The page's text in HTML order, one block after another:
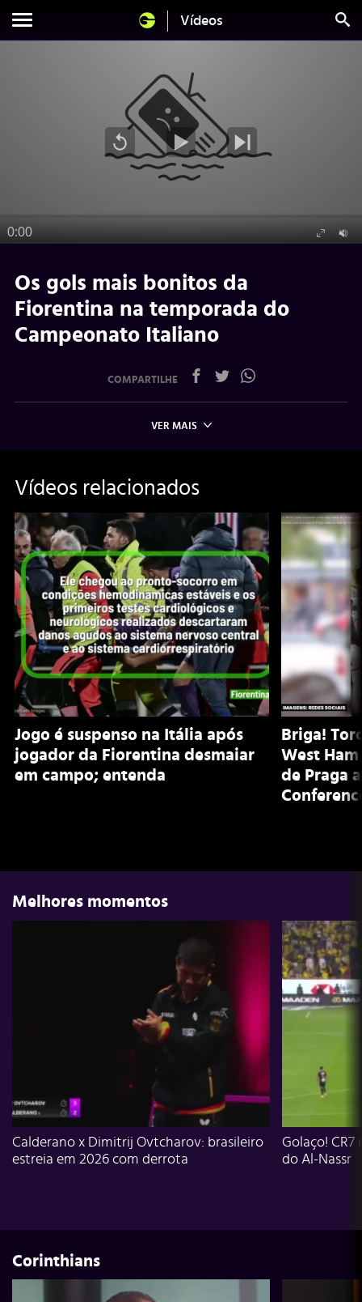
Vídeos
Os gols mais bonitos da
Fiorentina na temporada do
Campeonato Italiano
COMPARTILHE
VER MAIS
Vídeos relacionados
Jogo é suspenso na Itália após
jogador da Fiorentina desmaiar
em campo; entenda
Briga!
West Ham
de Praga
Melhores momentos
Calderano x Dimitrij Ovtcharov: brasileiro
estreia em 2026 com derrota
Golaço!
do Al-Nassr
Corinthians